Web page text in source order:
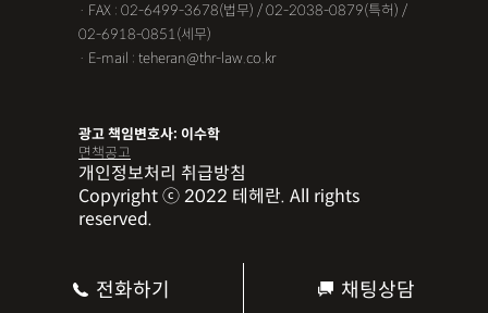
전화하기 채팅상담
· FAX : 02-6499-3678(법무) / 02-2038-0879(특허) /
02-6918-0851(세무)
· E-mail : teheran@thr-law.co.kr
광고 책임변호사: 이수학
면책공고
개인정보처리 취급방침
Copyright ⓒ 2022 테헤란. All rights
reserved.